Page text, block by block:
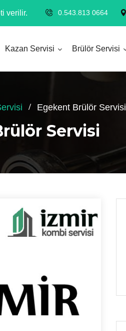
verilir. 0.543.813 0664
Kazan Servisi Brülör Servisi
Egekent Brülör Servisi
Servisi